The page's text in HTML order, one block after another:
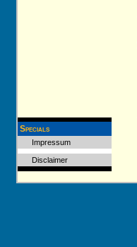
Specials
Impressum
Disclaimer